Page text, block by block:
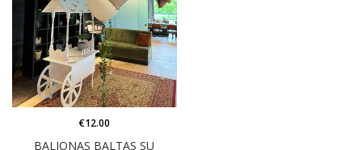
BALIONAS BALTAS SU
€12.00